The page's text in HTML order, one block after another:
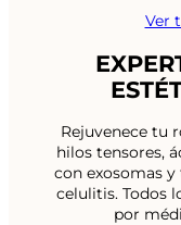
Ver
Rejuvenece tu
hilos tensores,
con exosomas
celulitis. Todos
por